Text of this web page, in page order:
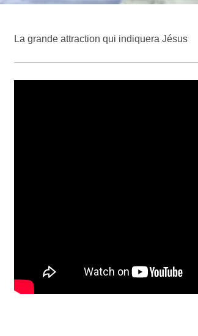
La grande attraction qui indiquera Jésus